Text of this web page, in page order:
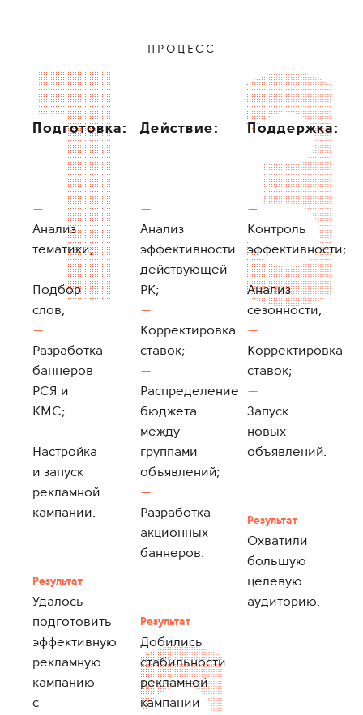
ПРОЦЕСС
Подготовка:
Анализ
тематики;
Подбор
слов;
Разработка
баннеров
РСЯ и
КМС;
Настройка
и запуск
рекламной
кампании.
Результат
Удалось
подготовить
эффективную
рекламную
кампанию
с
Действие:
Анализ
эффективности
действующей
РК;
Корректировка
ставок;
Распределение
бюджета
между
группами
объявлений;
Разработка
акционных
баннеров.
Результат
Добились
стабильности
рекламной
кампании
Поддержка:
Контроль
эффективности;
Анализ
сезонности;
Корректировка
ставок;
Запуск
новых
объявлений.
Результат
Охватили
большую
целевую
аудиторию.